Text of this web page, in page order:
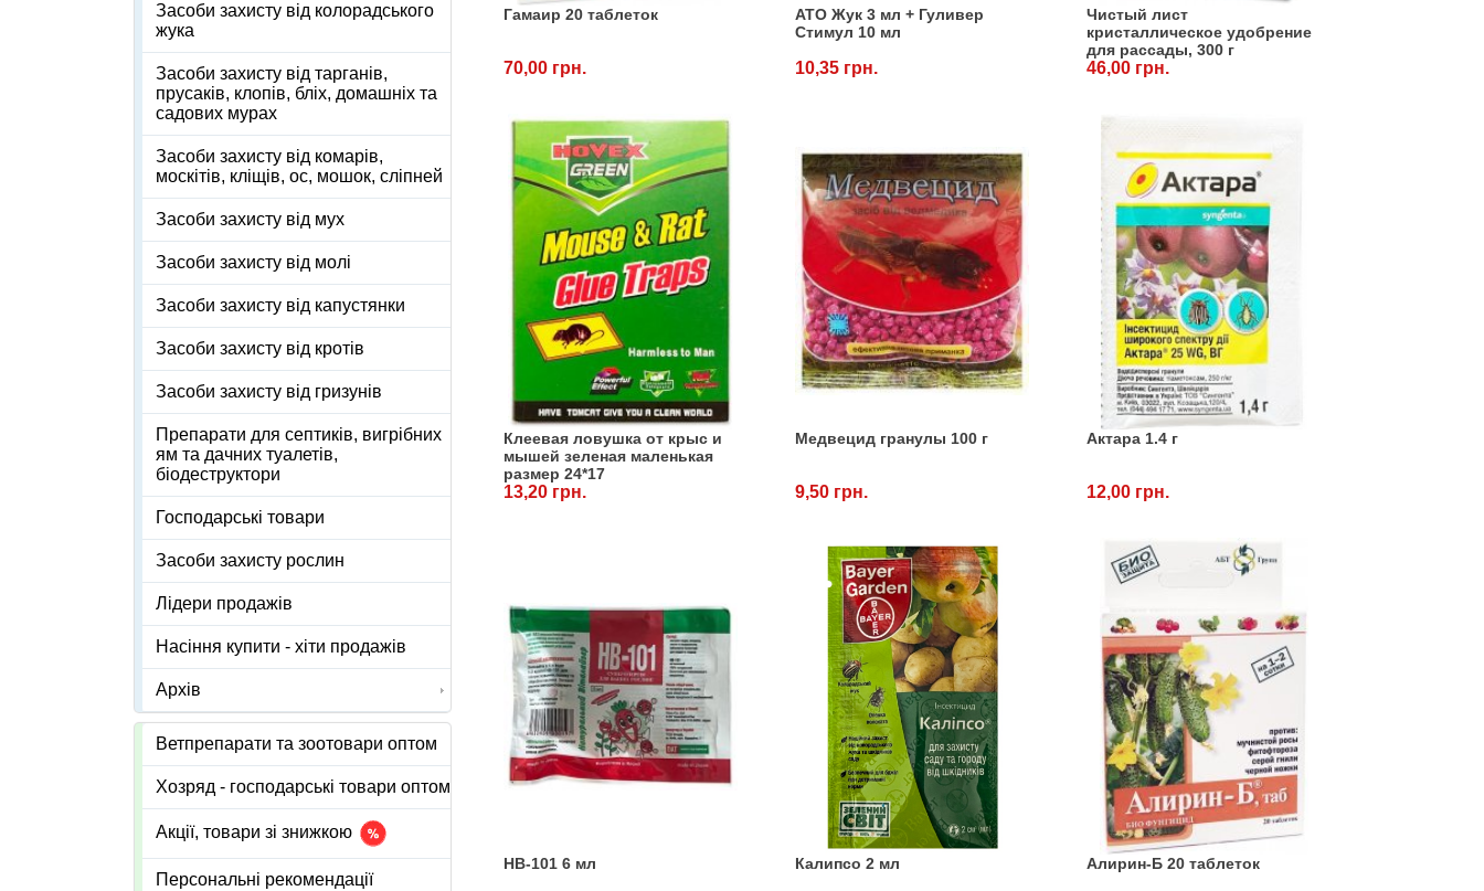
Гамаир 20 таблеток
70,00 грн.
АТО Жук 3 мл + Гуливер
Стимул 10 мл
10,35 грн.
Чистый лист
кристаллическое удобрение
для рассады, 300 г
46,00 грн.
Клеевая ловушка от крыс и
мышей зеленая маленькая
размер 24*17
13,20 грн.
Медвецид гранулы 100 г
9,50 грн.
Актара 1.4 г
12,00 грн.
НВ-101 6 мл Калипсо 2 мл Алирин-Б 20 таблеток
Засоби захисту від колорадського
жука
Засоби захисту від тарганів,
прусаків, клопів, бліх, домашніх та
садових мурах
Засоби захисту від комарів,
москітів, кліщів, ос, мошок, сліпней
Засоби захисту від мух
Засоби захисту від молі
Засоби захисту від капустянки
Засоби захисту від кротів
Засоби захисту від гризунів
Препарати для септиків, вигрібних
ям та дачних туалетів,
біодеструктори
Господарські товари
Засоби захисту рослин
Лідери продажів
Насіння купити - хіти продажів
Архів
Ветпрепарати та зоотовари оптом
Хозряд - господарські товари оптом
Акції, товари зі знижкою
Персональні рекомендації